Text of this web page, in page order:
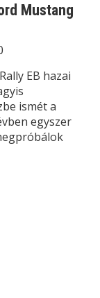
Mustang
EB hazai
ismét a
egyszer